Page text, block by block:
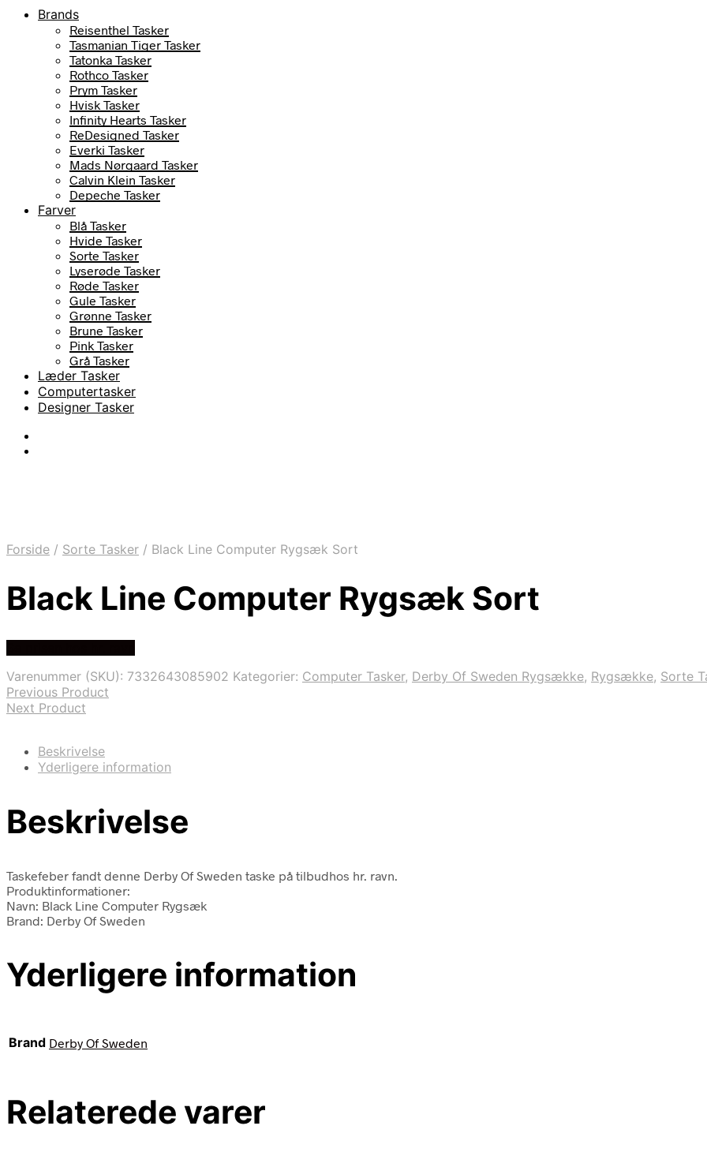
Brands
Reisenthel Tasker
Tasmanian Tiger Tasker
Tatonka Tasker
Rothco Tasker
Prym Tasker
Hvisk Tasker
Infinity Hearts Tasker
ReDesigned Tasker
Everki Tasker
Mads Nørgaard Tasker
Calvin Klein Tasker
Depeche Tasker
Farver
Blå Tasker
Hvide Tasker
Sorte Tasker
Lyserøde Tasker
Røde Tasker
Gule Tasker
Grønne Tasker
Brune Tasker
Pink Tasker
Grå Tasker
Læder Tasker
Computertasker
Designer Tasker
Forside / Sorte Tasker / Black Line Computer Rygsæk Sort
Black Line Computer Rygsæk Sort
Varenummer (SKU): 7332643085902 Kategorier: Computer Tasker, Derby Of Sweden Rygsække, Rygsække, Sorte
Previous Product
Next Product
Beskrivelse
Yderligere information
Beskrivelse
Taskefeber fandt denne Derby Of Sweden taske på tilbudhos hr. ravn.
Produktinformationer:
Navn: Black Line Computer Rygsæk
Brand: Derby Of Sweden
Yderligere information
Brand Derby Of Sweden
Relaterede varer